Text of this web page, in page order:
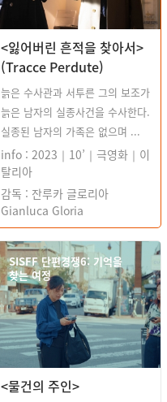
<잃어버린 흔적을 찾아서>
(Tracce Perdute)
늙은 수사관과 서투른 그의 보조가
늙은 남자의 실종사건을 수사한다.
실종된 남자의 가족은 없으며 ...
info : 2023｜10’｜극영화｜이
탈리아
감독 : 잔루카 글로리아
Gianluca Gloria
SISFF 단편경쟁6: 기억을
찾는 여정
<물건의 주인>